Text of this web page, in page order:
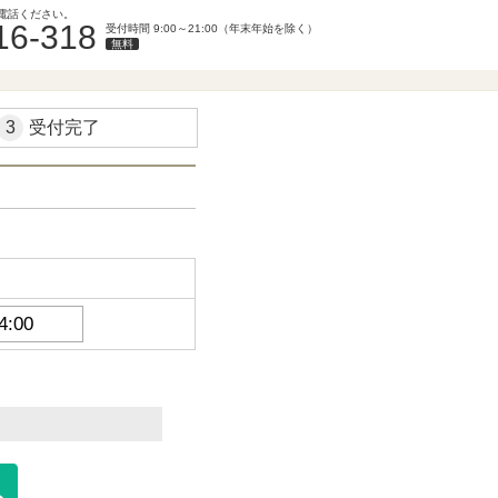
話ください。
318
受付時間 9:00～21:00（年末年始を除く）
無料
3 受付完了